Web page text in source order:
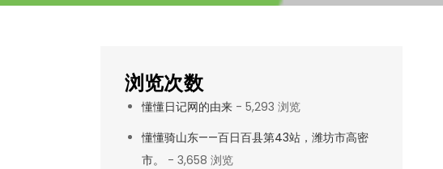
浏览次数
懂懂日记网的由来- 5,293 浏览
懂懂骑山东——百日百县第43站，潍坊市高密
市。
- 3,658 浏览